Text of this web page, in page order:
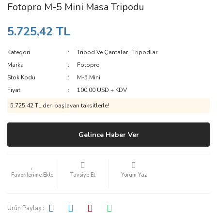
Fotopro M-5 Mini Masa Tripodu
5.725,42 TL
Kategori Tripod Ve Çantalar,Tripodlar
Marka
Fotopro
Stok Kodu
M-5 Mini
Fiyat
100,00 USD + KDV
5.725,42 TL den başlayan taksitlerle!
Gelince Haber Ver
Tavsiye Et Yorum Yaz
Ürün Paylaş :